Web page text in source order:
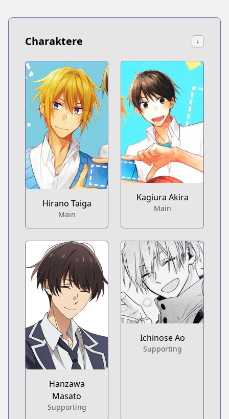
Charaktere ↓
Hirano Taiga
Main
Kagiura Akira
Main
Hanzawa
Masato
Supporting
Ichinose Ao
Supporting